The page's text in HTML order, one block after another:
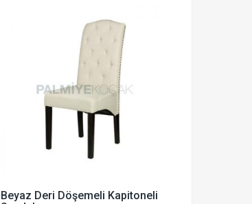
Beyaz Deri Döşemeli Kapitoneli